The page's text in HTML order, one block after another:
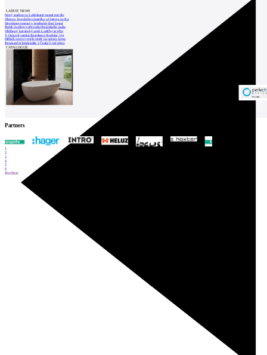
LATEST NEWS
Nový stadion za Lužánkami nesmí mít dle
Obnova loveckého zámečku u Ostrova na Ka
Developer postaví v brněnské části Lesná
Babiš uvažuje o převodu Hrzánského palác
Oblíbený karvinský areál Lodičky se přip
V Ostravě vzniká Rezidence Stodolní, byt
Mělník znovu vypíše tendr na opravu koup
Renesanční letohrádek v České Lípě převz
CATALOGUE
Partners
1
2
3
4
5
6
PrevNext